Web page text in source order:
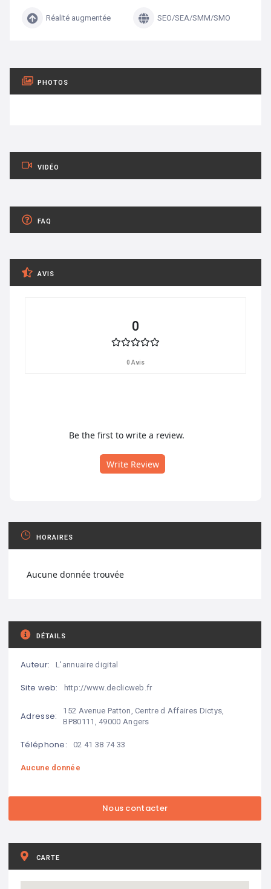
Réalité augmentée SEO/SEA/SMM/SMO
PHOTOS
VIDÉO
FAQ
AVIS
0
0 Avis
Be the first to write a review.
Write Review
HORAIRES
Aucune donnée trouvée
DÉTAILS
Auteur: L'annuaire digital
Site web: http://www.declicweb.fr
Adresse:
152 Avenue Patton, Centre d Affaires Dictys,
BP80111, 49000 Angers
Téléphone: 02 41 38 74 33
Aucune donnée
CARTE